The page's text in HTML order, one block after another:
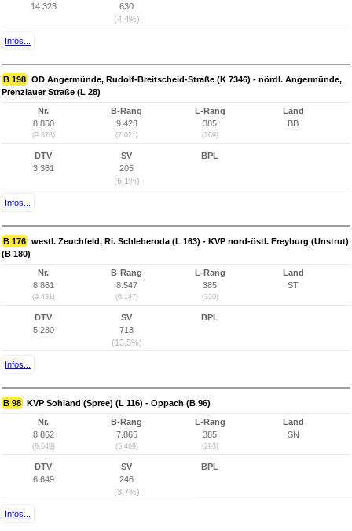
14.323
630
(4,4%)
Infos...
B 198 OD Angermünde, Rudolf-Breitscheid-Straße (K 7346) - nördl. Angermünde,
Prenzlauer Straße (L 28)
Nr.
8.860
(9.878)
B-Rang
9.423
(7.021)
L-Rang
385
(269)
Land
BB
DTV
3.361
SV
205
(6,1%)
BPL
Infos...
B 176 westl. Zeuchfeld, Ri. Schleberoda (L 163) - KVP nord-östl. Freyburg (Unstrut)
(B 180)
Nr.
8.861
(9.431)
B-Rang
8.547
(6.147)
L-Rang
385
(320)
Land
ST
DTV
5.280
SV
713
(13,5%)
BPL
Infos...
B 98 KVP Sohland (Spree) (L 116) - Oppach (B 96)
Nr.
8.862
(8.649)
B-Rang
7.865
(5.469)
L-Rang
385
(293)
Land
SN
DTV
6.649
SV
246
(3,7%)
BPL
Infos...